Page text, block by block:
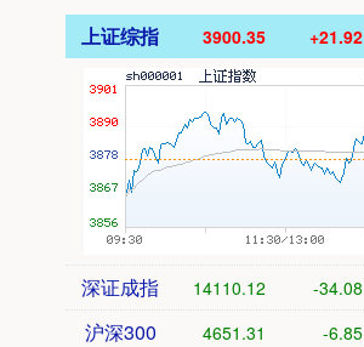
上证综指 3900.35 +21.92
深证成指 14110.12 -34.08
沪深300 4651.31 -6.85